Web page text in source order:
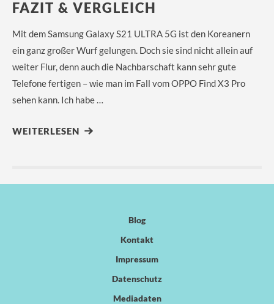
FAZIT & VERGLEICH
Mit dem Samsung Galaxy S21 ULTRA 5G ist den Koreanern
ein ganz großer Wurf gelungen. Doch sie sind nicht allein auf
weiter Flur, denn auch die Nachbarschaft kann sehr gute
Telefone fertigen – wie man im Fall vom OPPO Find X3 Pro
sehen kann. Ich habe …
WEITERLESEN
Blog
Kontakt
Impressum
Datenschutz
Mediadaten